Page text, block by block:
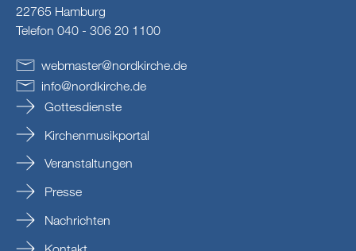
22765 Hamburg
Telefon 040 - 306 20 1100
webmaster@nordkirche.de
info@nordkirche.de
Gottesdienste
Kirchenmusikportal
Veranstaltungen
Presse
Nachrichten